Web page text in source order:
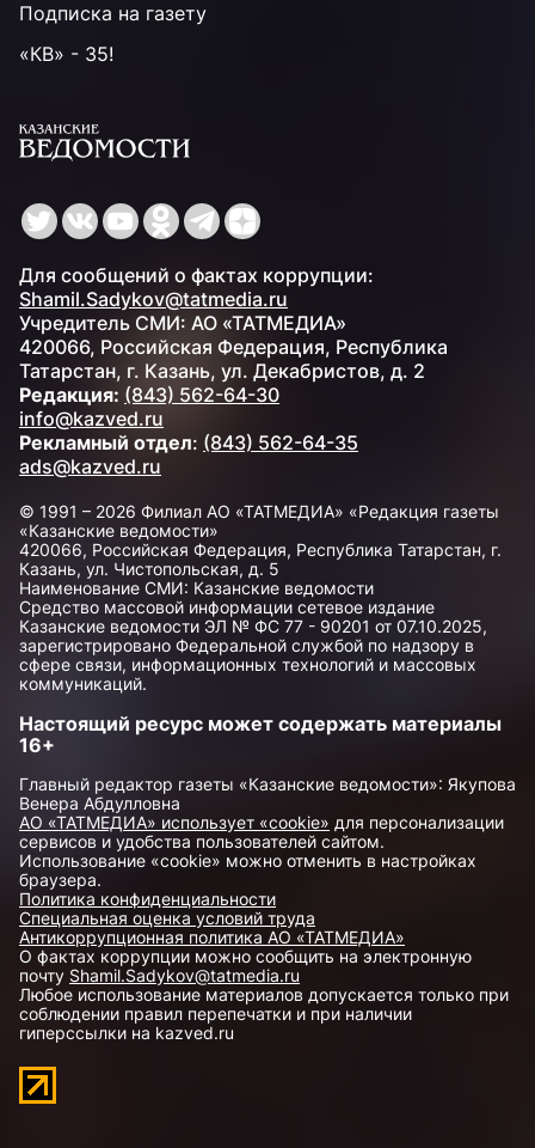
Подписка на газету
«КВ» - 35!
Для сообщений о фактах коррупции:
Shamil.Sadykov@tatmedia.ru
Учредитель СМИ: АО «ТАТМЕДИА»
420066, Российская Федерация, Республика
Татарстан, г. Казань, ул. Декабристов, д. 2
Редакция: (843) 562-64-30
info@kazved.ru
Рекламный отдел: (843) 562-64-35
ads@kazved.ru
© 1991 – 2026 Филиал АО «ТАТМЕДИА» «Редакция газеты
«Казанские ведомости»
420066, Российская Федерация, Республика Татарстан, г.
Казань, ул. Чистопольская, д. 5
Наименование СМИ: Казанские ведомости
Средство массовой информации сетевое издание
Казанские ведомости ЭЛ № ФС 77 - 90201 от 07.10.2025,
зарегистрировано Федеральной службой по надзору в
сфере связи, информационных технологий и массовых
коммуникаций.
Настоящий ресурс может содержать материалы
16+
Главный редактор газеты «Казанские ведомости»: Якупова
Венера Абдулловна
АО «ТАТМЕДИА» использует «cookie» для персонализации
сервисов и удобства пользователей сайтом.
Использование «cookie» можно отменить в настройках
браузера.
Политика конфиденциальности
Специальная оценка условий труда
Антикоррупционная политика АО «ТАТМЕДИА»
О фактах коррупции можно сообщить на электронную
почту Shamil.Sadykov@tatmedia.ru
Любое использование материалов допускается только при
соблюдении правил перепечатки и при наличии
гиперссылки на kazved.ru